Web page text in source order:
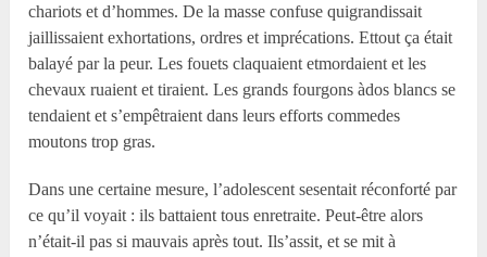
chariots et d’hommes. De la masse confuse quigrandissait
jaillissaient exhortations, ordres et imprécations. Ettout ça était
balayé par la peur. Les fouets claquaient etmordaient et les
chevaux ruaient et tiraient. Les grands fourgons àdos blancs se
tendaient et s’empêtraient dans leurs efforts commedes
moutons trop gras.
Dans une certaine mesure, l’adolescent sesentait réconforté par
ce qu’il voyait : ils battaient tous enretraite. Peut-être alors
n’était-il pas si mauvais après tout. Ils’assit, et se mit à